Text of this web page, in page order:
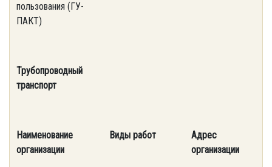
пользования (ГУ-
ПАКТ)
Трубопроводный
транспорт
Наименование
организации
Виды работ
Адрес
организации